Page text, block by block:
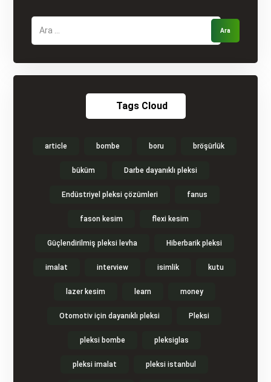
Tags Cloud
article bombe boru bröşürlük
büküm Darbe dayanıklı pleksi
Endüstriyel pleksi çözümleri fanus
fason kesim flexi kesim
Güçlendirilmiş pleksi levha Hiberbarik pleksi
imalat interview isimlik kutu
lazer kesim learn money
Otomotiv için dayanıklı pleksi Pleksi
pleksi bombe pleksiglas
pleksi imalat pleksi istanbul